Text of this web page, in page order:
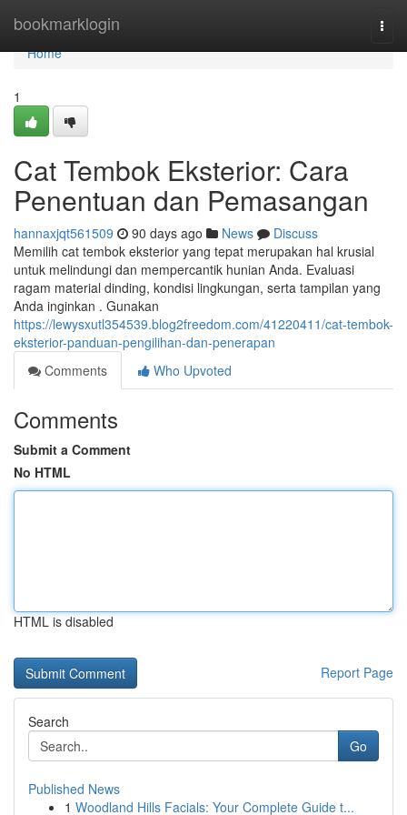
bookmarklogin
Home
Home
1
Cat Tembok Eksterior: Cara
Penentuan dan Pemasangan
hannaxjqt561509 90 days ago News
Discuss
Memilih cat tembok eksterior yang tepat merupakan hal krusial
untuk melindungi dan mempercantik hunian Anda. Evaluasi
ragam material dinding, kondisi lingkungan, serta tampilan yang
Anda inginkan . Gunakan
https://lewysxutl354539.blog2freedom.com/41220411/cat-tembok-
eksterior-panduan-pengilihan-dan-penerapan
Comments
Who Upvoted
Comments
Submit a Comment
No HTML
HTML is disabled
Report Page
Search
Go
Published News
1 Woodland Hills Facials: Your Complete Guide t...